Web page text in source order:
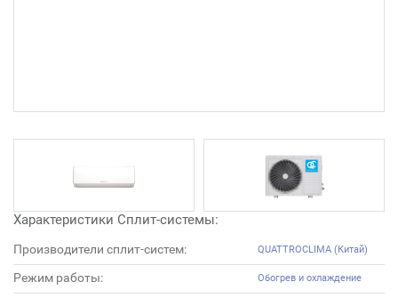
Характеристики Сплит-системы:
Производители сплит-систем: QUATTROCLIMA (Китай)
Режим работы: Обогрев и охлаждение